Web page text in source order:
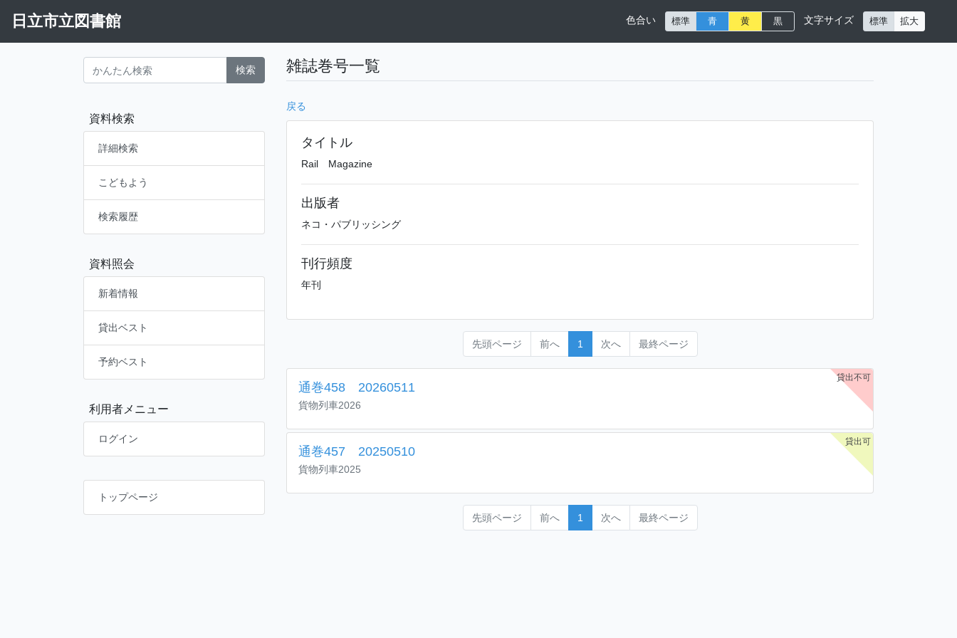
日立市立図書館 色合い 標準 青 黄 黒 文字サイズ 標準 拡大
検索
資料検索
詳細検索
こどもよう
検索履歴
資料照会
新着情報
貸出ベスト
予約ベスト
利用者メニュー
ログイン
トップページ
雑誌巻号一覧
戻る
タイトル
Rail Magazine
出版者
ネコ・パブリッシング
刊行頻度
年刊
先頭ページ 前へ 1 次へ 最終ページ
貸出不可
通巻458 20260511
貨物列車2026
貸出可
通巻457 20250510
貨物列車2025
先頭ページ 前へ 1 次へ 最終ページ